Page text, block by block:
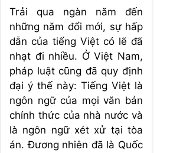
Trải qua ngàn năm đến
những năm đổi mới, sự hấp
dẫn của tiếng Việt có lẽ đã
nhạt đi nhiều. Ở Việt Nam,
pháp luật cũng đã quy định
đại ý thế này: Tiếng Việt là
ngôn ngữ của mọi văn bản
chính thức của nhà nước và
là ngôn ngữ xét xử tại tòa
án. Đương nhiên đã là Quốc